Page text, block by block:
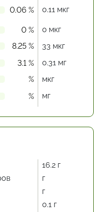
0.06 %
0.11 мкг
0 %
0 мкг
8.25 %
33 мкг
3.1 %
0.31 мг
%
мкг
% мг
16.2 г
г
г
0.1 г